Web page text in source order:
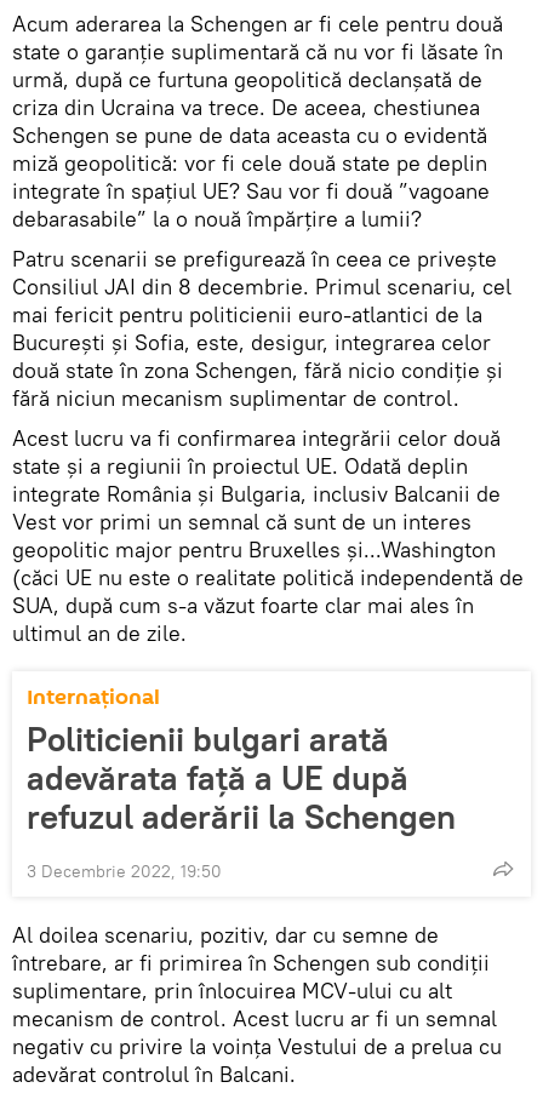
Acum aderarea la Schengen ar fi cele pentru două
state o garanție suplimentară că nu vor fi lăsate în
urmă, după ce furtuna geopolitică declanșată de
criza din Ucraina va trece. De aceea, chestiunea
Schengen se pune de data aceasta cu o evidentă
miză geopolitică: vor fi cele două state pe deplin
integrate în spațiul UE? Sau vor fi două ”vagoane
debarasabile” la o nouă împărțire a lumii?
Patru scenarii se prefigurează în ceea ce privește
Consiliul JAI din 8 decembrie. Primul scenariu, cel
mai fericit pentru politicienii euro-atlantici de la
București și Sofia, este, desigur, integrarea celor
două state în zona Schengen, fără nicio condiție și
fără niciun mecanism suplimentar de control.
Acest lucru va fi confirmarea integrării celor două
state și a regiunii în proiectul UE. Odată deplin
integrate România și Bulgaria, inclusiv Balcanii de
Vest vor primi un semnal că sunt de un interes
geopolitic major pentru Bruxelles și...Washington
(căci UE nu este o realitate politică independentă de
SUA, după cum s-a văzut foarte clar mai ales în
ultimul an de zile.
Internaţional
Politicienii bulgari arată
adevărata faţă a UE după
refuzul aderării la Schengen
3 Decembrie 2022, 19:50
Al doilea scenariu, pozitiv, dar cu semne de
întrebare, ar fi primirea în Schengen sub condiții
suplimentare, prin înlocuirea MCV-ului cu alt
mecanism de control. Acest lucru ar fi un semnal
negativ cu privire la voința Vestului de a prelua cu
adevărat controlul în Balcani.